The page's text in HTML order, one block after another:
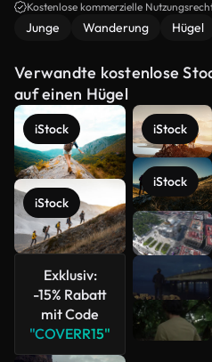
Kostenlose kommerzielle
Junge Wanderung Hügel
Verwandte kostenlose
auf einen Hügel
iStock
iStock
Exklusiv:
-15% Rabatt
mit Code
"COVERR15"
iStock
iStock